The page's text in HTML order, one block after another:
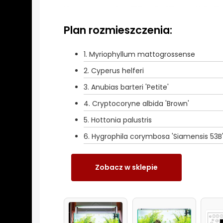
Plan rozmieszczenia:
1. Myriophyllum mattogrossense
2. Cyperus helferi
3. Anubias barteri 'Petite'
4. Cryptocoryne albida 'Brown'
5. Hottonia palustris
6. Hygrophila corymbosa 'Siamensis 53B'
Zobacz w sklepie